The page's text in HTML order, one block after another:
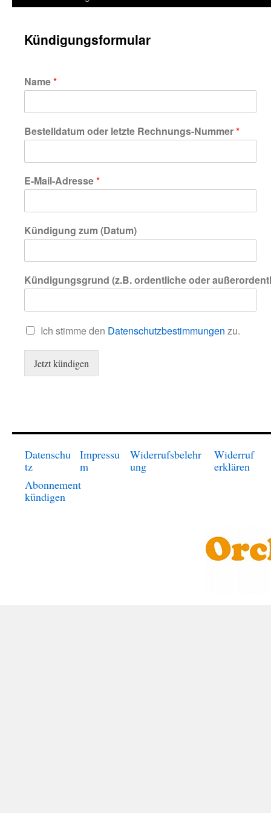
Kündigungsformular
Name*
Bestelldatum oder letzte Rechnungs-Nummer*
E-Mail-Adresse*
Kündigung zum (Datum)
*
z
m
a
Kündigungsgrund (z.B. ordentliche oder
C
e
k
n
*
Ich stimme den Datenschutzbestimmungen zu.
Jetzt kündigen
Datenschu
tz
Impressu
m
Widerrufsbelehr
ung
Widerruf
erklären
Abonnement
kündigen